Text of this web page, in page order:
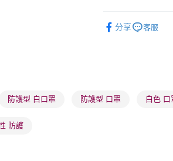
每筆HK$65.00，
(香港門市) 只顯示
分享
客服
防護型 白口罩 防護型 口罩 白色 口
防護